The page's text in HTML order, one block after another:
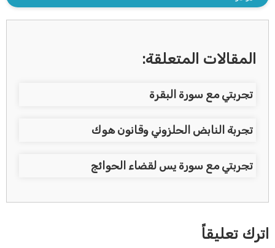
المقالات المتعلقة:
تجربتي مع سورة البقرة
تجربة النابض الحلزوني وقانون هوك
تجربتي مع سورة يس لقضاء الحوائج
اترك تعليقاً